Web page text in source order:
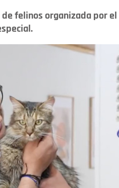
felinos organizada por